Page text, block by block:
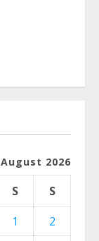
August 2026
S
S
1
2